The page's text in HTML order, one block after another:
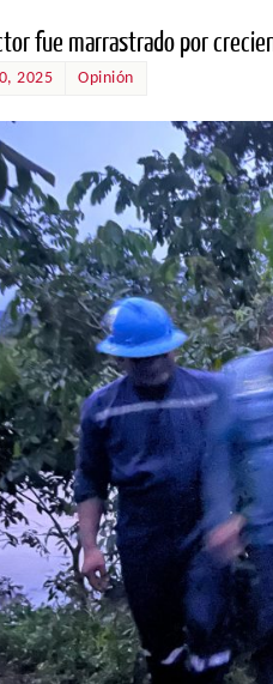
fue marrastrado por
2025 Opinión